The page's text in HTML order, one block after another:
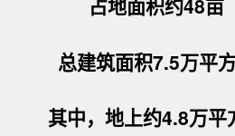
总建筑面积7.5万平
其中，地上约4.8万平